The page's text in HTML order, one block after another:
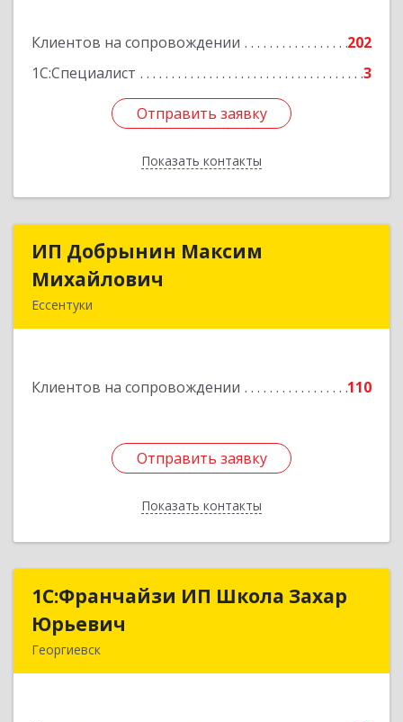
Клиентов на сопровождении
202
1С:Специалист
3
Отправить заявку
Показать контакты
Подробнее
Отправить заявку
Назад
ИП Добрынин Максим
Михайлович
Ессентуки
Клиентов на сопровождении 110
Отправить заявку
Показать контакты
ИП Добрынин Максим
Подробнее
Отправить заявку
Назад
1С:Франчайзи ИП Школа Захар
Юрьевич
Георгиевск
1С:Франчайзи ИП Школа Захар